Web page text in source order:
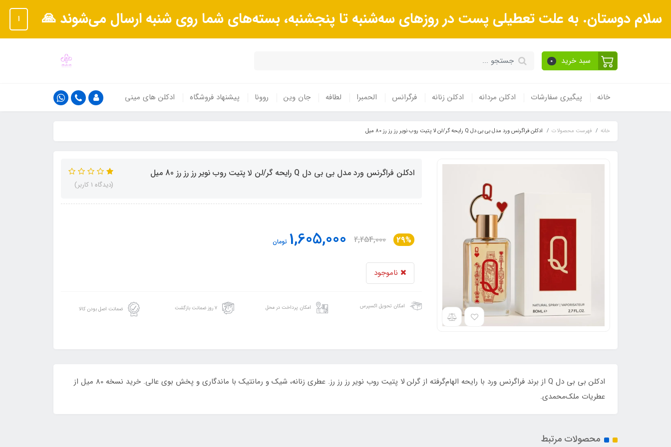
سلام دوستان. به علت تعطیلی پست در روزهای سه‌شنبه تا پنجشنبه، بسته‌های شما روی شنبه ارسال می‌شوند 🙏 ا
سبد خرید 0
خانه پیگیری سفارشات ادکلن مردانه ادکلن زنانه فرگرانس الحمبرا لطافه جان وین روونا پیشنهاد فروشگاه ادکلن های مینی
خانه فهرست محصولات ادکلن فراگرنس ورد مدل بی بی دل Q رایحه گر/لن لا پتیت روب نویر رز رز رز 80 میل
ادکلن فراگرنس ورد مدل بی بی دل Q رایحه گر/لن لا پتیت روب نویر رز رز رز 80 میل
(دیدگاه 1 کاربر)
29%
2,254,000
1,605,000 تومان
ناموجود
امکان تحویل اکسپرس امکان پرداخت در محل ۷ روز ضمانت بازگشت ضمانت اصل بودن کالا
ادکلن بی بی دل Q از برند فراگرنس ورد با رایحه الهام‌گرفته از گرلن لا پتیت روب نویر رز رز رز. عطری زنانه، شیک و رمانتیک با ماندگاری و پخش بوی عالی. خرید نسخه 80 میل از
عطریات ملک‌محمدی.
محصولات مرتبط